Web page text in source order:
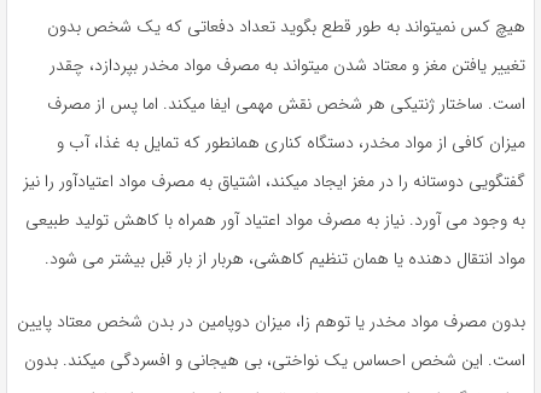
هیچ کس نمیتواند به طور قطع بگوید تعداد دفعاتی که یک شخص بدون
تغییر یافتن مغز و معتاد شدن میتواند به مصرف مواد مخدر بپردازد، چقدر
است. ساختار ژنتیکی هر شخص نقش مهمی ایفا میکند. اما پس از مصرف
میزان کافی از مواد مخدر، دستگاه کناری همانطور که تمایل به غذا، آب و
گفتگویی دوستانه را در مغز ایجاد میکند، اشتیاق به مصرف مواد اعتیادآور را نیز
به وجود می آورد. نیاز به مصرف مواد اعتیاد آور همراه با کاهش تولید طبیعی
مواد انتقال دهنده یا همان تنظیم کاهشی، هربار از بار قبل بیشتر می شود.
بدون مصرف مواد مخدر یا توهم زا، میزان دوپامین در بدن شخص معتاد پایین
است. این شخص احساس یک نواختی، بی هیجانی و افسردگی میکند. بدون